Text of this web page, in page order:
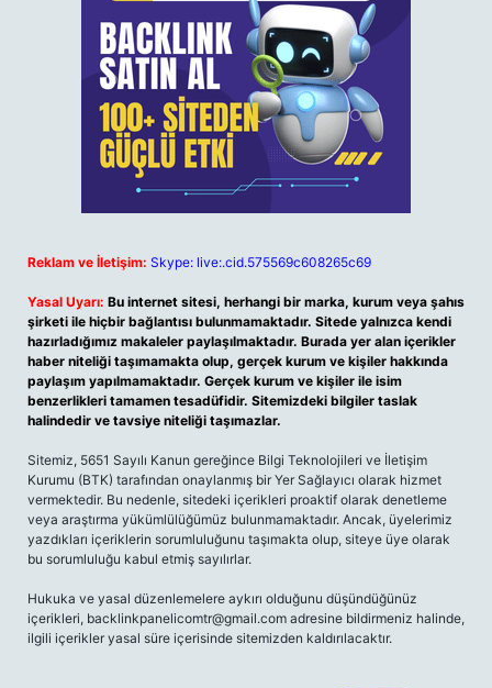
Reklam ve İletişim: Skype: live:.cid.575569c608265c69
Yasal Uyarı: Bu internet sitesi, herhangi bir marka, kurum veya şahıs
şirketi ile hiçbir bağlantısı bulunmamaktadır. Sitede yalnızca kendi
hazırladığımız makaleler paylaşılmaktadır. Burada yer alan içerikler
haber niteliği taşımamakta olup, gerçek kurum ve kişiler hakkında
paylaşım yapılmamaktadır. Gerçek kurum ve kişiler ile isim
benzerlikleri tamamen tesadüfidir. Sitemizdeki bilgiler taslak
halindedir ve tavsiye niteliği taşımazlar.
Sitemiz, 5651 Sayılı Kanun gereğince Bilgi Teknolojileri ve İletişim
Kurumu (BTK) tarafından onaylanmış bir Yer Sağlayıcı olarak hizmet
vermektedir. Bu nedenle, sitedeki içerikleri proaktif olarak denetleme
veya araştırma yükümlülüğümüz bulunmamaktadır. Ancak, üyelerimiz
yazdıkları içeriklerin sorumluluğunu taşımakta olup, siteye üye olarak
bu sorumluluğu kabul etmiş sayılırlar.
Hukuka ve yasal düzenlemelere aykırı olduğunu düşündüğünüz
içerikleri, backlinkpanelicomtr@gmail.com adresine bildirmeniz halinde,
ilgili içerikler yasal süre içerisinde sitemizden kaldırılacaktır.